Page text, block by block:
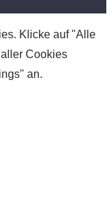
Klicke auf "Alle
Cookies
an.